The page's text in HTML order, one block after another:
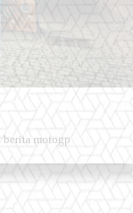
berita motogp